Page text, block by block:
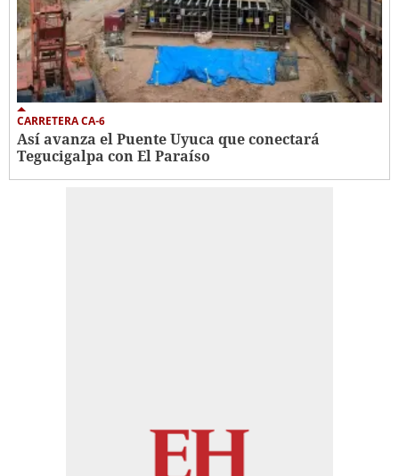
CARRETERA CA-6
Así avanza el Puente Uyuca que conectará
Tegucigalpa con El Paraíso